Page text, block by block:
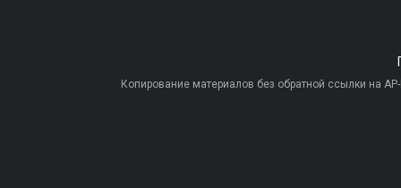
Копирование материалов без обратной ссылки на